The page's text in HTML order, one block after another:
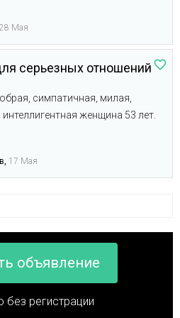
28 Мая
серьезных отношений
симпатичная, милая,
женщина 53 лет.
17 Мая
объявление
без регистрации